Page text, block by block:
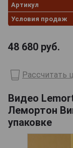
Артикул
Условия продаж
48 680 руб.
Рассчитать
Видео
Лемортон
упаковке